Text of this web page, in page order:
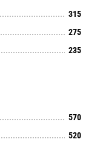
315
275
235
570
520